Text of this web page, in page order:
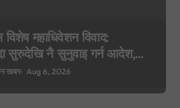
महाधिवेशन विवाद:
सुरुदेखि नै सुनुवाइ गर्न आदेश,
हुने
खबर Aug 6, 2026